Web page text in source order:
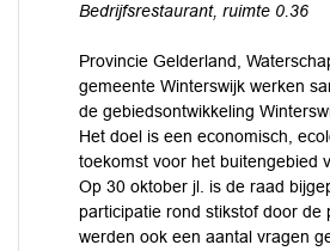
Bedrijfsrestaurant, ruimte 0.36
Provincie Gelderland,
gemeente Winterswijk werken
de gebiedsontwikkeling
Het doel is een economisch,
toekomst voor het buitengebied
Op 30 oktober jl. is de raad
participatie rond stikstof door de
werden ook een aantal vragen